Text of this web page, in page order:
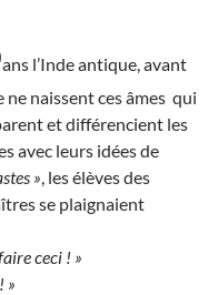
ans l’Inde antique, avant
ne naissent ces âmes qui
et différencient les
avec leurs idées de
» , les élèves des
se plaignaient
ceci ! »
»